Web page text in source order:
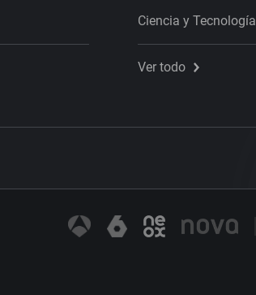
Ciencia y Tecnología
Ver todo